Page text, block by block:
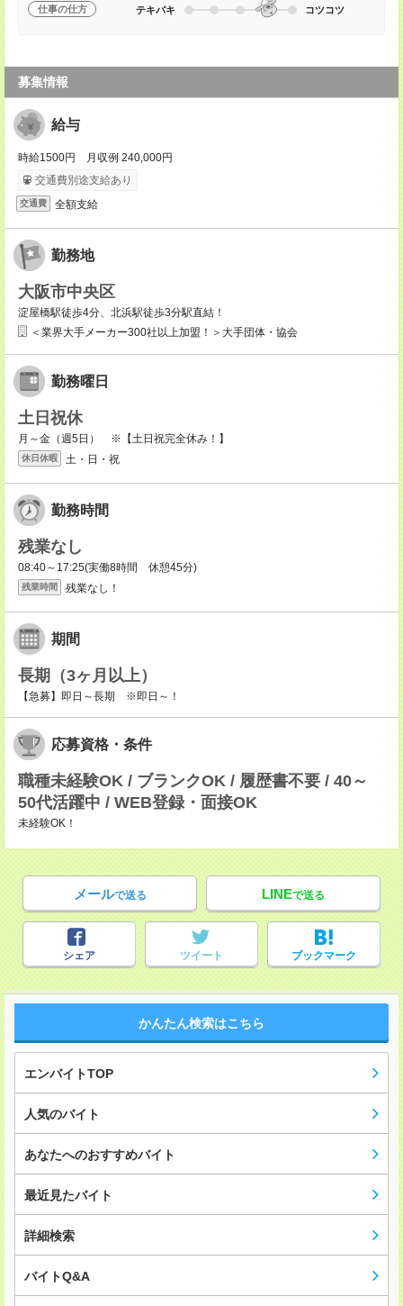
仕事の仕方 テキパキ コツコツ
募集情報
給与
時給1500円 月収例 240,000円
交通費別途支給あり
交通費 全額支給
勤務地
大阪市中央区
淀屋橋駅徒歩4分、北浜駅徒歩3分駅直結！
＜業界大手メーカー300社以上加盟！＞大手団体・協会
勤務曜日
土日祝休
月～金（週5日） ※【土日祝完全休み！】
休日休暇 土・日・祝
勤務時間
残業なし
08:40～17:25(実働8時間 休憩45分)
残業時間 残業なし！
期間
長期（3ヶ月以上）
【急募】即日～長期 ※即日～！
応募資格・条件
職種未経験OK / ブランクOK / 履歴書不要 / 40～
50代活躍中 / WEB登録・面接OK
未経験OK！
メールで送る LINEで送る
シェア ツイート ブックマーク
かんたん検索はこちら
エンバイトTOP
人気のバイト
あなたへのおすすめバイト
最近見たバイト
詳細検索
バイトQ&A